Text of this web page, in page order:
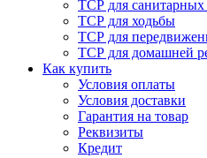
ТСР для санитарных
ТСР для ходьбы
ТСР для
ТСР для домашней
Как купить
Условия оплаты
Условия доставки
Гарантия на товар
Реквизиты
Кредит